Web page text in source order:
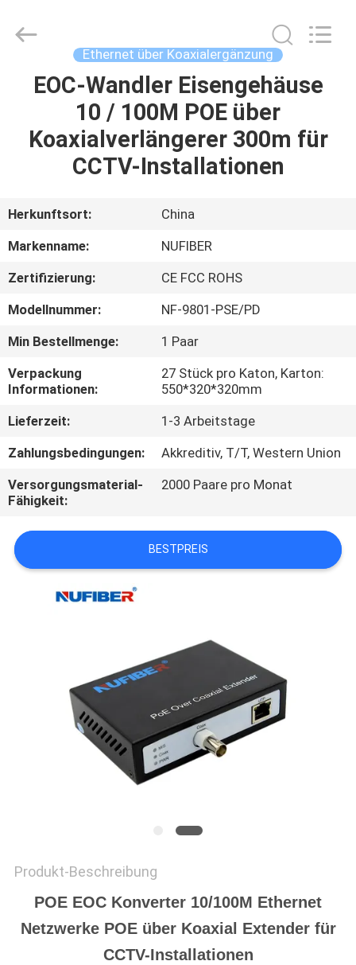
HAUS
PRODUKTE
UNS
AUSFLUG
QUALITÄTSKONTROLLE
TRETEN
SIE
MIT
UNS
IN
VERBINDUNG
NACHRICHTEN
Co.,Ltd.
Developed
Ethernet über Koaxialergänzung
EOC-Wandler Eisengehäuse
10 / 100M POE über
Koaxialverlängerer 300m für
CCTV-Installationen
Herkunftsort:
China
Markenname:
NUFIBER
Zertifizierung:
CE FCC ROHS
Modellnummer:
NF-9801-PSE/PD
Min Bestellmenge:
1 Paar
Verpackung
Informationen:
27 Stück pro Katon, Karton:
550*320*320mm
Lieferzeit:
1-3 Arbeitstage
Zahlungsbedingungen:
Akkreditiv, T/T, Western Union
Versorgungsmaterial-
Fähigkeit:
2000 Paare pro Monat
BESTPREIS
Produkt-Beschreibung
POE EOC Konverter 10/100M Ethernet
Netzwerke POE über Koaxial Extender für
CCTV-Installationen